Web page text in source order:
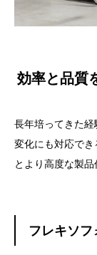
効率と品質
長年培ってきた
変化にも対応で
とより高度な製品
フレキソ